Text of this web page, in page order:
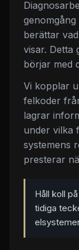
genomgång
berättar
visar. Detta
börjar med
Vi kopplar
felkoder
lagrar
under vilka
systemens
presterar
Håll koll
tidiga